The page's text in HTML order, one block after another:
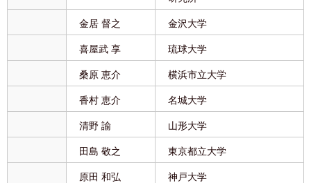
金居 督之 金沢大学
喜屋武 享 琉球大学
桑原 恵介 横浜市立大学
香村 恵介 名城大学
清野 諭 山形大学
田島 敬之 東京都立大学
原田 和弘 神戸大学